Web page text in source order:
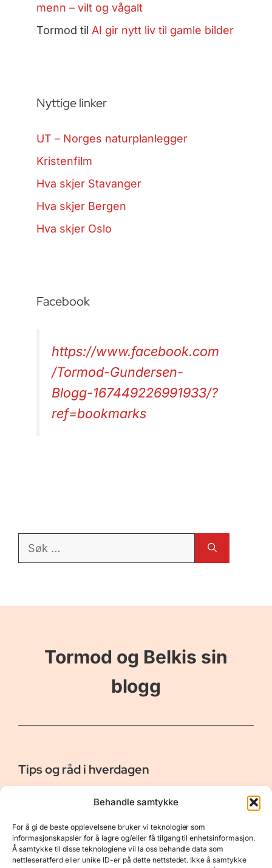
Behandle samtykke
For å gi de beste opplevelsene bruker vi teknologier som
informasjonskapsler for å lagre og/eller få tilgang til enhetsinformasjon.
Å samtykke til disse teknologiene vil la oss behandle data som
nettleseratferd eller unike ID-er på dette nettstedet. Ikke å samtykke
menn – vilt og vågalt
Tormod til AI gir nytt liv til gamle bilder
Nyttige linker
UT – Norges naturplanlegger
Kristenfilm
Hva skjer Stavanger
Hva skjer Bergen
Hva skjer Oslo
Facebook
https://www.facebook.com
/Tormod-Gundersen-
Blogg-167449226991933/?
ref=bookmarks
Søk
Tormod og Belkis sin
blogg
Tips og råd i hverdagen
Er vår bloggside hvor vi ønsker å dele våre opplevelser og
gi deg råd og tips innen reiser, hotell - og restauranter,
naturopplevelser, personlig pleie, data, film og bøker m.m.
Nyttige Linker
Om oss
Resurser
Personvernerklæring